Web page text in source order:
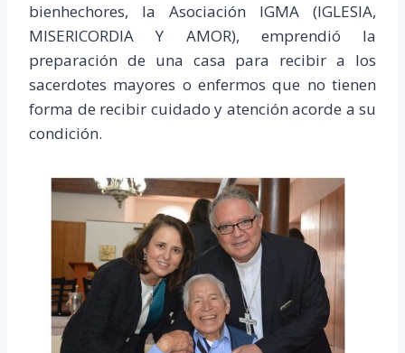
bienhechores, la Asociación IGMA (IGLESIA,
MISERICORDIA Y AMOR), emprendió la
preparación de una casa para recibir a los
sacerdotes mayores o enfermos que no tienen
forma de recibir cuidado y atención acorde a su
condición.